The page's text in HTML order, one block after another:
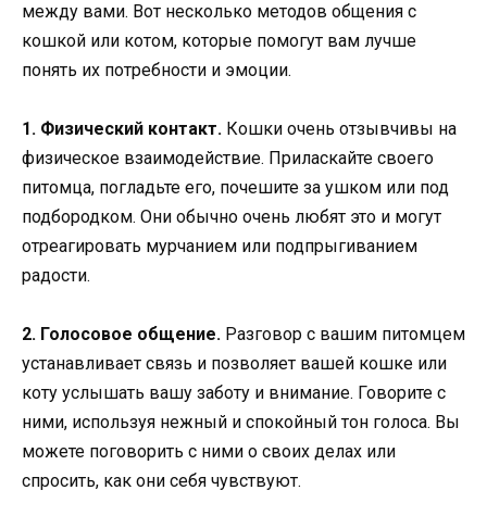
между вами. Вот несколько методов общения с
кошкой или котом, которые помогут вам лучше
понять их потребности и эмоции.
1. Физический контакт. Кошки очень отзывчивы на
физическое взаимодействие. Приласкайте своего
питомца, погладьте его, почешите за ушком или под
подбородком. Они обычно очень любят это и могут
отреагировать мурчанием или подпрыгиванием
радости.
2. Голосовое общение. Разговор с вашим питомцем
устанавливает связь и позволяет вашей кошке или
коту услышать вашу заботу и внимание. Говорите с
ними, используя нежный и спокойный тон голоса. Вы
можете поговорить с ними о своих делах или
спросить, как они себя чувствуют.